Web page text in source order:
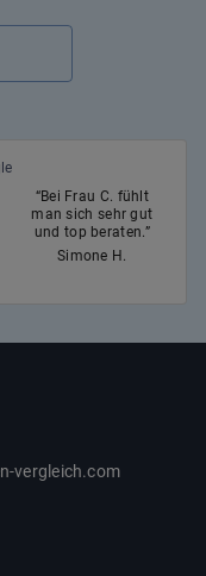
“Bei Frau C. fühlt
man sich sehr gut
und top beraten.”
Simone H.
vergleich.com